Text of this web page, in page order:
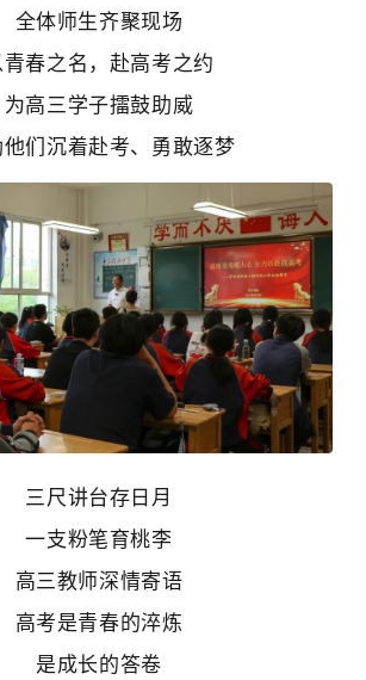
全体师生齐聚现场
青春之名，赴高考之约
为高三学子擂鼓助威
他们沉着赴考、勇敢逐梦
三尺讲台存日月
一支粉笔育桃李
高三教师深情寄语
高考是青春的淬炼
是成长的答卷